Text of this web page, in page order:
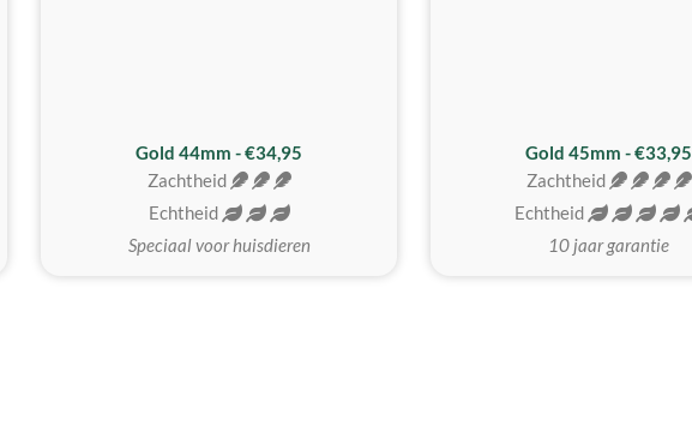
Gold 44mm - €34,95
Zachtheid
Echtheid
Speciaal voor huisdieren
Gold 45mm - €33,95
Zachtheid
Echtheid
10 jaar garantie